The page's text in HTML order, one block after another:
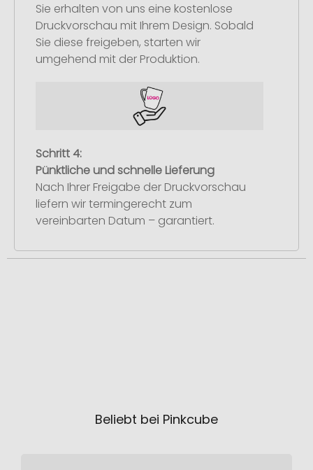
Sie erhalten von uns eine kostenlose
Druckvorschau mit Ihrem Design. Sobald
Sie diese freigeben, starten wir
umgehend mit der Produktion.
Schritt 4:
Pünktliche und schnelle Lieferung
Nach Ihrer Freigabe der Druckvorschau
liefern wir termingerecht zum
vereinbarten Datum – garantiert.
Beliebt bei Pinkcube